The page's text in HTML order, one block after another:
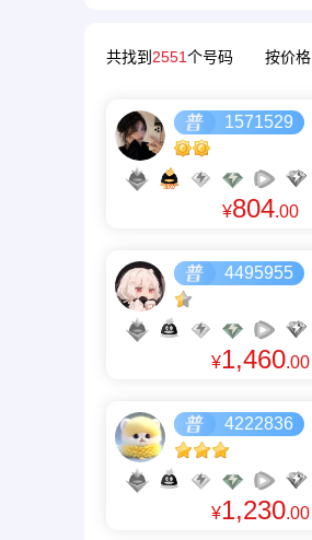
共找到 2551个号码 按价格
1571529
¥804.00
4495955
¥1,460.00
4222836
¥1,230.00